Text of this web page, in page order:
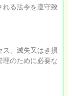
れる法令を遵守致
ス、滅失又はき損
理のために必要な